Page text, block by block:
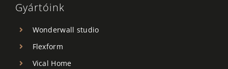
Gyártóink
Wonderwall studio
Flexform
Vical Home